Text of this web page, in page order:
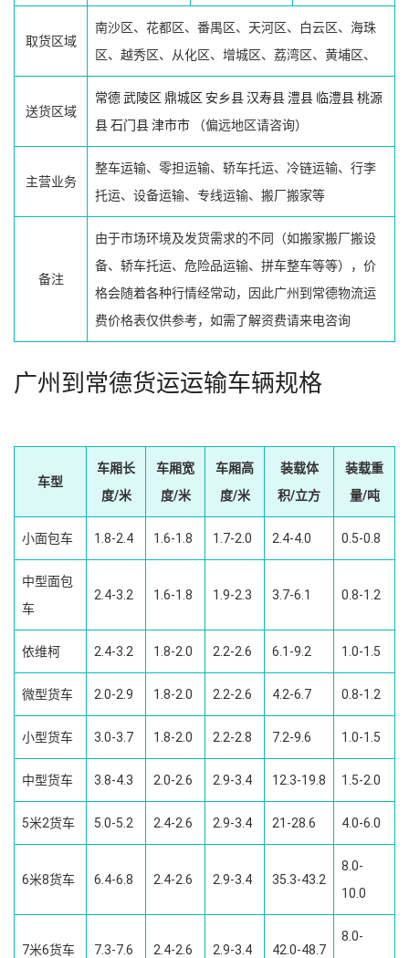
取货区域
南沙区、花都区、番禺区、天河区、白云区、海珠
区、越秀区、从化区、增城区、荔湾区、黄埔区、
送货区域
常德武陵区 鼎城区 安乡县汉寿县澧县 临澧县桃源
县石门县津市市 （偏远地区请咨询）
主营业务
整车运输、零担运输、轿车托运、冷链运输、行李
托运、设备运输、专线运输、搬厂搬家等
备注
由于市场环境及发货需求的不同（如搬家搬厂搬设
备、轿车托运、危险品运输、拼车整车等等），价
格会随着各种行情经常动，因此广州到常德物流运
费价格表仅供参考，如需了解资费请来电咨询
广州到常德货运运输车辆规格
车型
车厢长
度/米
车厢宽
度/米
车厢高
度/米
装载体
积/立方
装载重
量/吨
小面包车 1.8-2.4 1.6-1.8 1.7-2.0 2.4-4.0 0.5-0.8
中型面包
车
2.4-3.2 1.6-1.8 1.9-2.3 3.7-6.1 0.8-1.2
依维柯 2.4-3.2 1.8-2.0 2.2-2.6 6.1-9.2 1.0-1.5
微型货车 2.0-2.9 1.8-2.0 2.2-2.6 4.2-6.7 0.8-1.2
小型货车 3.0-3.7 1.8-2.0 2.2-2.8 7.2-9.6 1.0-1.5
中型货车 3.8-4.3 2.0-2.6 2.9-3.4 12.3-19.8 1.5-2.0
5米2货车 5.0-5.2 2.4-2.6 2.9-3.4 21-28.6 4.0-6.0
6米8货车 6.4-6.8 2.4-2.6 2.9-3.4 35.3-43.2
8.0-
10.0
7米6货车 7.3-7.6 2.4-2.6 2.9-3.4 42.0-48.7
8.0-